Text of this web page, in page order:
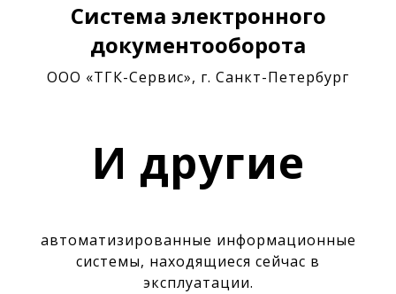
Система электронного
документооборота
ООО «ТГК-Сервис», г. Санкт-Петербург
И другие
автоматизированные информационные
системы, находящиеся сейчас в
эксплуатации.